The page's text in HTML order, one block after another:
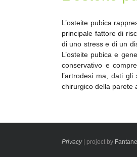
L’osteite pubica
principale fattore di
di uno stress e di un
L’osteite pubica e
conservativo e
l’artrodesi ma, dati
chirurgico della parete
Privacy| project by